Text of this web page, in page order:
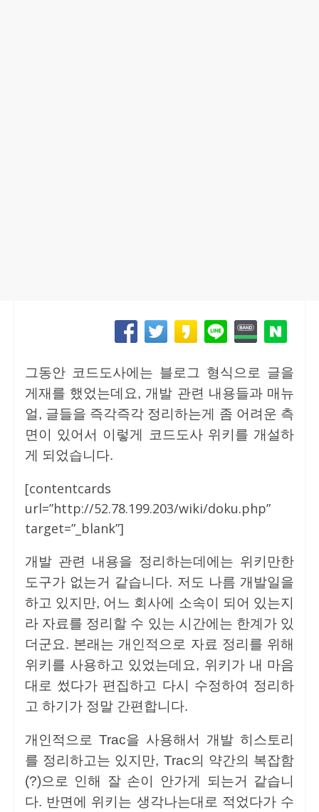
그동안 코드도사에는 블로그 형식으로 글을
게재를 했었는데요, 개발 관련 내용들과 매뉴
얼, 글들을 즉각즉각 정리하는게 좀 어려운 측
면이 있어서 이렇게 코드도사 위키를 개설하
게 되었습니다.
[contentcards
url=”http://52.78.199.203/wiki/doku.php”
target=”_blank”]
개발 관련 내용을 정리하는데에는 위키만한
도구가 없는거 같습니다. 저도 나름 개발일을
하고 있지만, 어느 회사에 소속이 되어 있는지
라 자료를 정리할 수 있는 시간에는 한계가 있
더군요. 본래는 개인적으로 자료 정리를 위해
위키를 사용하고 있었는데요, 위키가 내 마음
대로 썼다가 편집하고 다시 수정하여 정리하
고 하기가 정말 간편합니다.
개인적으로 Trac을 사용해서 개발 히스토리
를 정리하고는 있지만, Trac의 약간의 복잡함
(?)으로 인해 잘 손이 안가게 되는거 같습니
다. 반면에 위키는 생각나는대로 적었다가 수